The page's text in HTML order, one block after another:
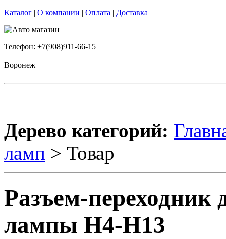
Каталог | О компании | Оплата | Доставка
Телефон: +7(908)911-66-15
Воронеж
Дерево категорий:
ламп > Товар
Разъем-переходник
лампы H4-H13